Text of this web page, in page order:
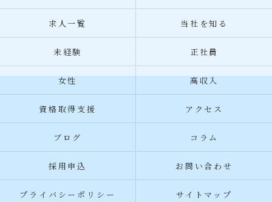
求人一覧 当社を知る
未経験 正社員
女性 高収入
資格取得支援 アクセス
ブログ コラム
採用申込 お問い合わせ
プライバシーポリシー サイトマップ